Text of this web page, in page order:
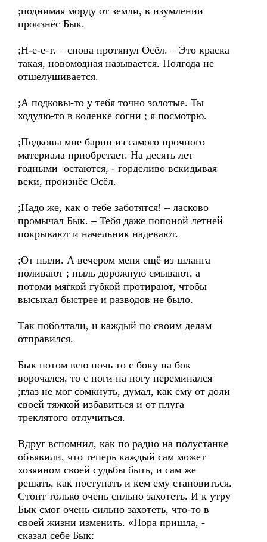
;поднимая морду от земли, в изумлении
произнёс Бык.
;Н-е-е-т. – снова протянул Осёл. – Это краска
такая, новомодная называется. Полгода не
отшелушивается.
;А подковы-то у тебя точно золотые. Ты
ходулю-то в коленке согни ; я посмотрю.
;Подковы мне барин из самого прочного
материала приобретает. На десять лет
годными остаются, - горделиво вскидывая
веки, произнёс Осёл.
;Надо же, как о тебе заботятся! – ласково
промычал Бык. – Тебя даже попоной летней
покрывают и начельник надевают.
;От пыли. А вечером меня ещё из шланга
поливают ; пыль дорожную смывают, а
потоми мягкой губкой протирают, чтобы
высыхал быстрее и разводов не было.
Так поболтали, и каждый по своим делам
отправился.
Бык потом всю ночь то с боку на бок
ворочался, то с ноги на ногу переминался
;глаз не мог сомкнуть, думал, как ему от доли
своей тяжкой избавиться и от плуга
треклятого отлучиться.
Вдруг вспомнил, как по радио на полустанке
объявили, что теперь каждый сам может
хозяином своей судьбы быть, и сам же
решать, как поступать и кем ему становиться.
Стоит только очень сильно захотеть. И к утру
Бык смог очень сильно захотеть, что-то в
своей жизни изменить. «Пора пришла, -
сказал себе Бык: